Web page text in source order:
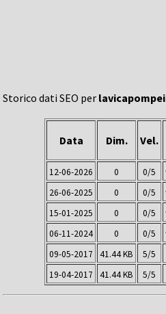
Storico dati SEO per
Data Dim. Vel.
12-06-2026 0 0/5
26-06-2025
0 0/5
15-01-2025
0 0/5
06-11-2024
0 0/5
09-05-2017
41.44 KB
5/5
19-04-2017
41.44 KB 5/5